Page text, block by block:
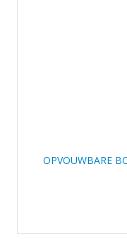
OPVOUWBARE